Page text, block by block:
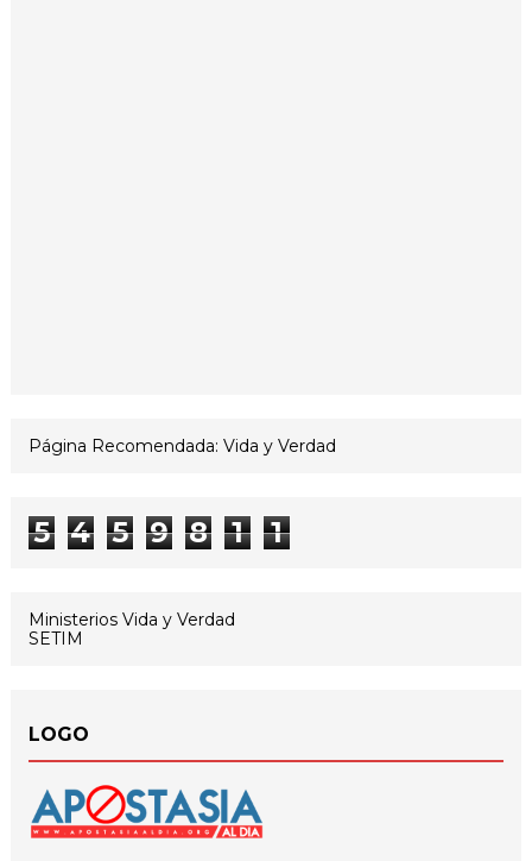
Página Recomendada: Vida y Verdad
5 4 5 9 8 1 1
Ministerios Vida y Verdad
SETIM
LOGO